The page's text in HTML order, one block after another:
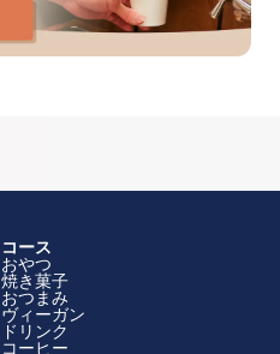
コース
おやつ
焼き菓子
おつまみ
ヴィーガン
ドリンク
コーヒー